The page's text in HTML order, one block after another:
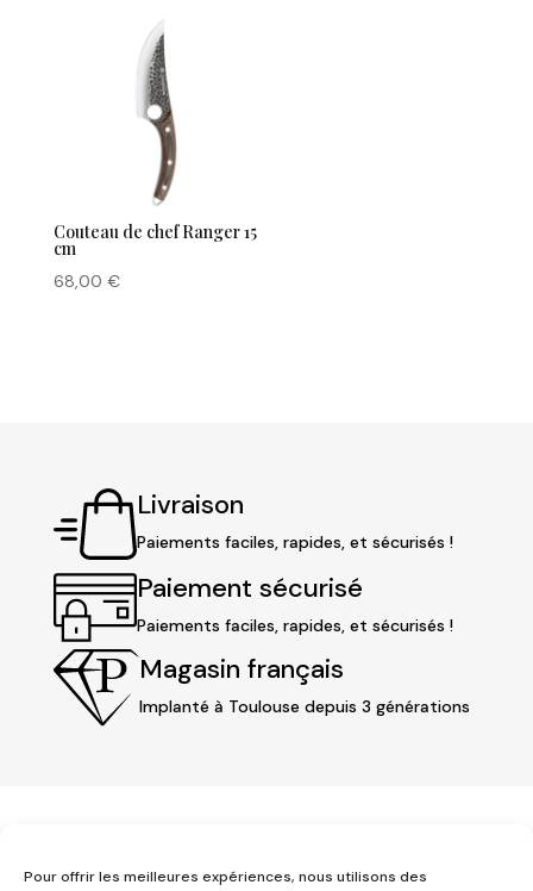
Pour offrir les meilleures expériences, nous utilisons des
Couteau de chef Ranger 15
cm
68,00 €
Livraison
Paiements faciles, rapides, et sécurisés !
Paiement sécurisé
Paiements faciles, rapides, et sécurisés !
Magasin français
Implanté à Toulouse depuis 3 générations